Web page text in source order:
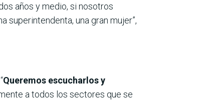
años y medio, si nosotros
superintendenta, una gran mujer”,
Queremos escucharlos y
a todos los sectores que se